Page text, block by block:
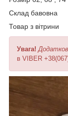
Склад бавовна
Товар з вітрини
Увага!
в VIBER